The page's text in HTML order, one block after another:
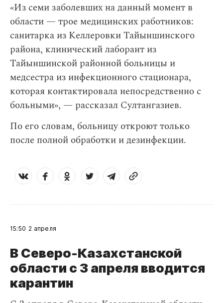
«Из семи заболевших на данный момент в
области — трое медицинских работников:
санитарка из Келлеровки Тайыншинского
района, клинический лаборант из
Тайыншинской районной больницы и
медсестра из инфекционного стационара,
которая контактировала непосредственно с
больными», — рассказал Султангазиев.
По его словам, больницу откроют только
после полной обработки и дезинфекции.
15:50 2 апреля
В Северо-Казахстанской
области с 3 апреля вводится
карантин